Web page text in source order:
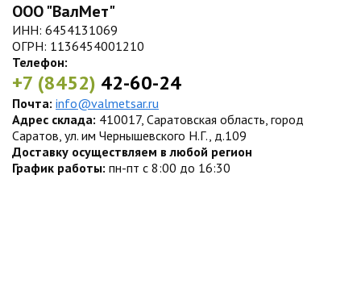
ООО "ВалМет"
ИНН: 6454131069
ОГРН: 1136454001210
Телефон:
+7 (8452) 42-60-24
Почта: info@valmetsar.ru
Адрес склада: 410017, Саратовская область, город
Саратов, ул. им Чернышевского Н.Г., д.109
Доставку осуществляем в любой регион
График работы: пн-пт с 8:00 до 16:30